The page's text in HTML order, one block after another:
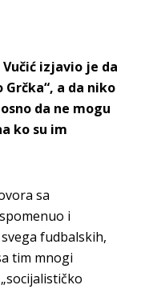
izjavio je da
a da niko
da ne mogu
ko su im
sa
i
fudbalskih,
tim mnogi